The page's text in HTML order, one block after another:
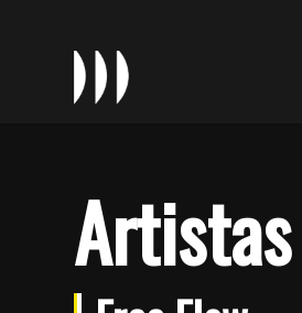
Artistas